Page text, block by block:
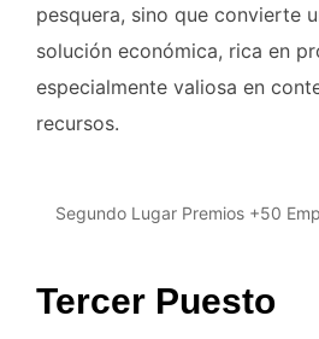
pesquera, sino que convierte
solución económica, rica en
especialmente valiosa en
recursos.
Segundo Lugar Premios +50
Tercer Puesto